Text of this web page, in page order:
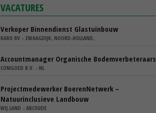
VACATURES
Verkoper Binnendienst Glastuinbouw
KARO BV - ZWAAGDIJK, NOORD-HOLLAND,
Accountmanager Organische Bodemverbeteraars
COMGOED B.V. - NL
Projectmedewerker BoerenNetwerk –
Natuurinclusieve Landbouw
WIJ.LAND - ABCOUDE